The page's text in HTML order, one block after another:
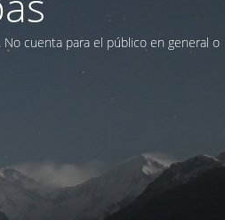
cuenta para el público en general o